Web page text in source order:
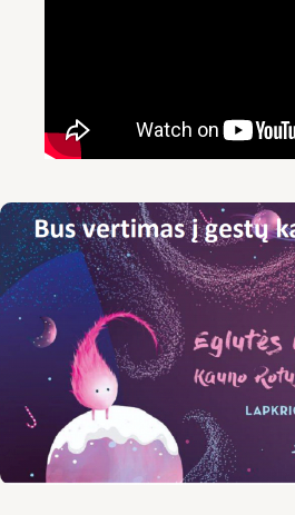
Jonavos raj.
Kaišiadorių raj.
Prienų raj.
LKD Kauno skyrius
Smurtas artimoje aplinkoje